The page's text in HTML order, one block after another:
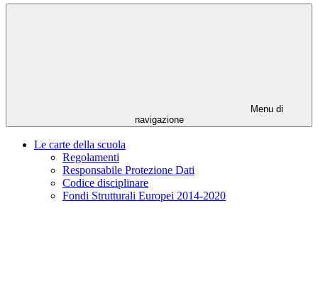
Menu di
navigazione
Le carte della scuola
Regolamenti
Responsabile Protezione Dati
Codice disciplinare
Fondi Strutturali Europei 2014-2020